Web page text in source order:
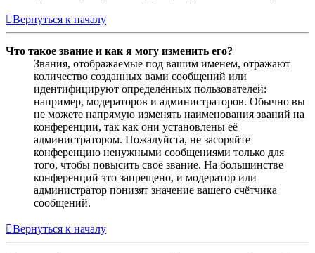
Вернуться к началу
Что такое звание и как я могу изменить его?
Звания, отображаемые под вашим именем, отражают
количество созданных вами сообщений или
идентифицируют определённых пользователей:
например, модераторов и администраторов. Обычно вы
не можете напрямую изменять наименования званий на
конференции, так как они установлены её
администратором. Пожалуйста, не засоряйте
конференцию ненужными сообщениями только для
того, чтобы повысить своё звание. На большинстве
конференций это запрещено, и модератор или
администратор понизят значение вашего счётчика
сообщений.
Вернуться к началу